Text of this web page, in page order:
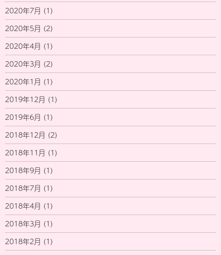
2020年7月 (1)
2020年5月 (2)
2020年4月 (1)
2020年3月 (2)
2020年1月 (1)
2019年12月 (1)
2019年6月 (1)
2018年12月 (2)
2018年11月 (1)
2018年9月 (1)
2018年7月 (1)
2018年4月 (1)
2018年3月 (1)
2018年2月 (1)